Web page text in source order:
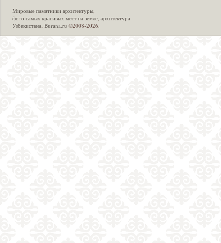
Мировые памятники архитектуры,
фото самых красивых мест на земле, архитектура
Узбекистана. Burana.ru ©2008-2026.